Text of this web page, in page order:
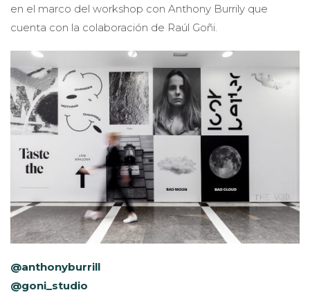
en el marco del workshop con Anthony Burrily que
cuenta con la colaboración de Raúl Goñi.
@anthonyburrill
@goni_studio